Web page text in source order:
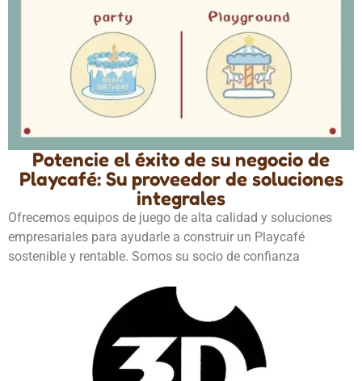
Potencie el éxito de su negocio de
Playcafé: Su proveedor de soluciones
integrales
Ofrecemos equipos de juego de alta calidad y soluciones
empresariales para ayudarle a construir un Playcafé
sostenible y rentable. Somos su socio de confianza